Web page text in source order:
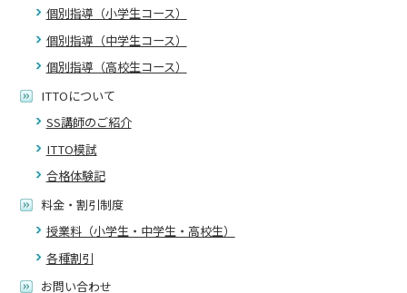
個別指導（小学生コース）
個別指導（中学生コース）
個別指導（高校生コース）
ITTOについて
SS講師のご紹介
ITTO模試
合格体験記
料金・割引制度
授業料（小学生・中学生・高校生）
各種割引
お問い合わせ